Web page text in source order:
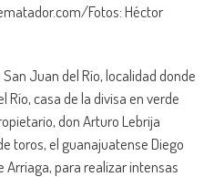
Fotos: Héctor
Juan del Río, localidad donde
Río, casa de la divisa en verde
don Arturo Lebrija
toros, el guanajuatense Diego
Arriaga, para realizar intensas